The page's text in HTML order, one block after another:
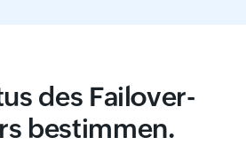
des Failover-
bestimmen.